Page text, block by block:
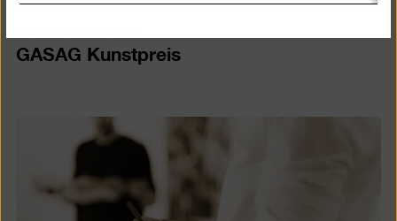
GASAG Kunstpreis